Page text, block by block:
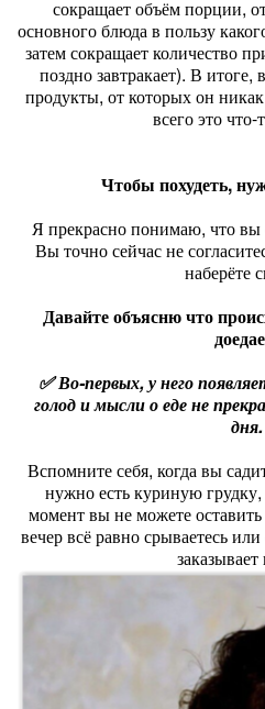
сокращает объём порции,
основного блюда в пользу
затем сокращает количество
поздно завтракает). В итоге,
продукты, от которых он
всего это что-
Чтобы похудеть,
Я прекрасно понимаю, что вы
Вы точно сейчас не
наберёте
Давайте объясню что
✅ Во-первых, у него
голод и мысли о еде не
дня.
Вспомните себя, когда вы
нужно есть куриную
момент вы не можете
вечер всё равно срываетесь